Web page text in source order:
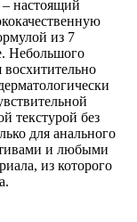
настоящий
из 7
Небольшого
восхитительно
текстурой без
для анального
и любыми
из которого